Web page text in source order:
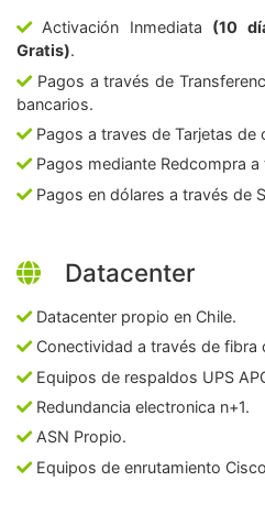
Activación Inmediata (10
Gratis).
Pagos a través de
bancarios.
Pagos a traves de Tarjetas de
Pagos mediante Redcompra a
Pagos en dólares a través de
Datacenter
Datacenter propio en Chile.
Conectividad a través de fibra
Equipos de respaldos UPS
Redundancia electronica n+1.
ASN Propio.
Equipos de enrutamiento